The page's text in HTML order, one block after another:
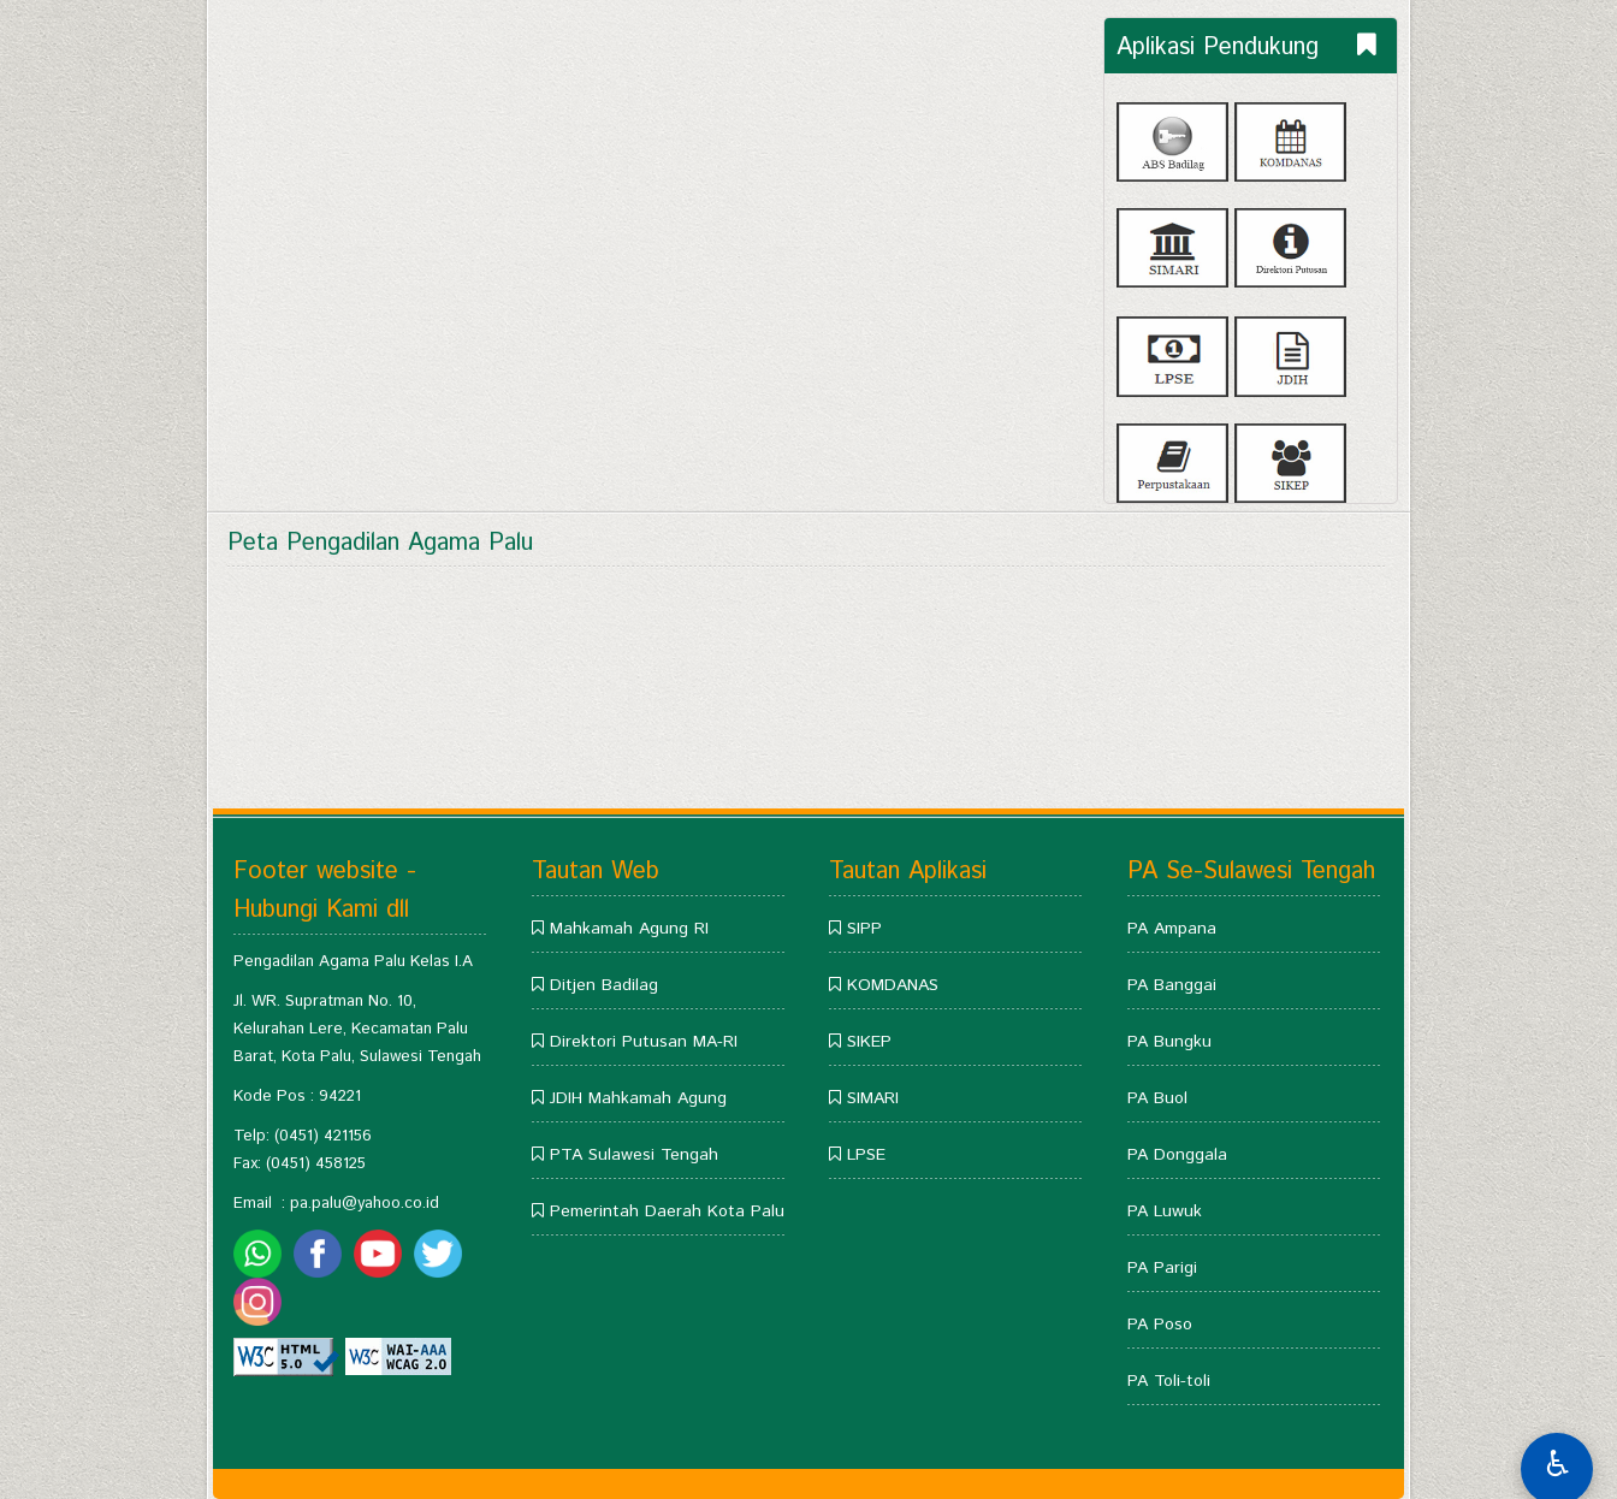
Aplikasi Pendukung
Peta Pengadilan Agama Palu
Footer website -
Hubungi Kami dll
Pengadilan Agama Palu Kelas I.A
Jl. WR. Supratman No. 10,
Kelurahan Lere, Kecamatan Palu
Barat, Kota Palu, Sulawesi Tengah
Kode Pos : 94221
Telp: (0451) 421156
Fax: (0451) 458125
Email : pa.palu@yahoo.co.id
Tautan Web
Mahkamah Agung RI
Ditjen Badilag
Direktori Putusan MA-RI
JDIH Mahkamah Agung
PTA Sulawesi Tengah
Pemerintah Daerah Kota Palu
Tautan Aplikasi
SIPP
KOMDANAS
SIKEP
SIMARI
LPSE
PA Se-Sulawesi Tengah
PA Ampana
PA Banggai
PA Bungku
PA Buol
PA Donggala
PA Luwuk
PA Parigi
PA Poso
PA Toli-toli
♿